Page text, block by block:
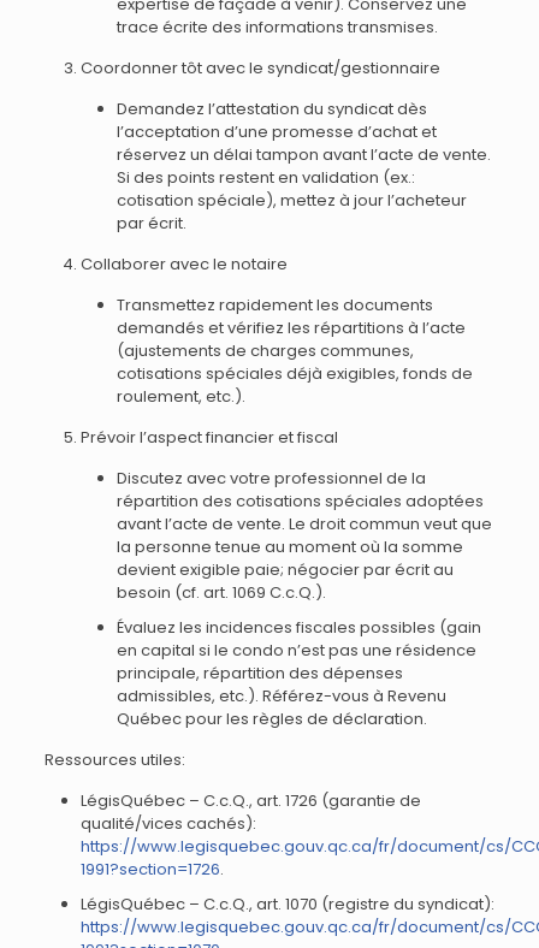
trace écrite des informations transmises.
Coordonner tôt avec le syndicat/gestionnaire
Demandez l’attestation du syndicat dès
l’acceptation d’une promesse d’achat et
réservez un délai tampon avant l’acte de vente.
Si des points restent en validation (ex.:
cotisation spéciale), mettez à jour l’acheteur
par écrit.
Collaborer avec le notaire
Transmettez rapidement les documents
demandés et vérifiez les répartitions à l’acte
(ajustements de charges communes,
cotisations spéciales déjà exigibles, fonds de
roulement, etc.).
Prévoir l’aspect financier et fiscal
Discutez avec votre professionnel de la
répartition des cotisations spéciales adoptées
avant l’acte de vente. Le droit commun veut que
la personne tenue au moment où la somme
devient exigible paie; négocier par écrit au
besoin (cf. art. 1069 C.c.Q.).
Évaluez les incidences fiscales possibles (gain
en capital si le condo n’est pas une résidence
principale, répartition des dépenses
admissibles, etc.). Référez-vous à Revenu
Québec pour les règles de déclaration.
Ressources utiles:
LégisQuébec – C.c.Q., art. 1726 (garantie de
qualité/vices cachés):
https://www.legisquebec.gouv.qc.ca/fr/document/cs/
1991?section=1726.
LégisQuébec – C.c.Q., art. 1070 (registre du syndicat):
https://www.legisquebec.gouv.qc.ca/fr/document/cs/